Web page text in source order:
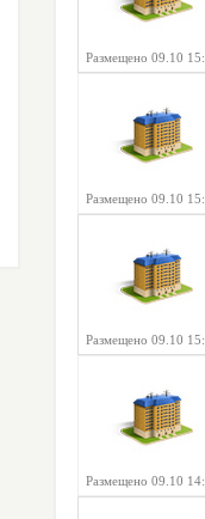
Размещено 09.10
Размещено 09.10
Размещено 09.10
Размещено 09.10